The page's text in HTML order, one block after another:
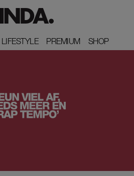
LIFESTYLE
LIFESTYLE PREMIUM
PREMIUM SHOP
SHOP